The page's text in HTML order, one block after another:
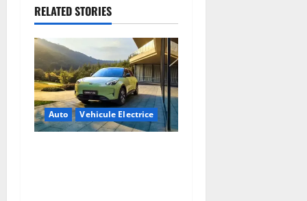
i
g
a
t
i
RELATED STORIES
Auto Vehicule Electrice